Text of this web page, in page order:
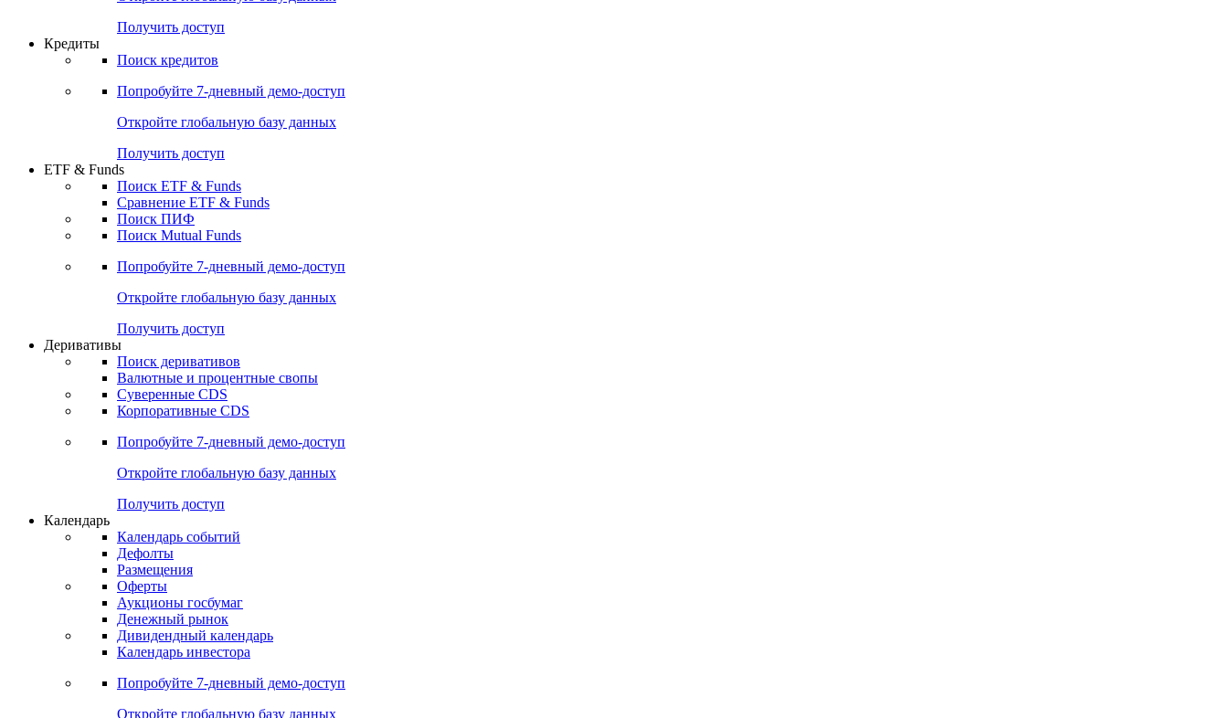
Попробуйте7-дневный
Откройте глобальную базу данных
Получить доступ
Кредиты
Поиск кредитов
Попробуйте7-дневный
Откройте глобальную базу данных
Получить доступ
ETF & Funds
Поиск ETF & Funds
Сравнение ETF & Funds
Поиск ПИФ
Поиск Mutual Funds
Попробуйте7-дневный
Откройте глобальную базу данных
Получить доступ
Деривативы
Поиск деривативов
Валютные и процентные свопы
Суверенные CDS
Корпоративные CDS
Попробуйте7-дневный
Откройте глобальную базу данных
Получить доступ
Календарь
Календарь событий
Дефолты
Размещения
Оферты
Аукционы госбумаг
Денежный рынок
Дивидендный календарь
Календарь инвестора